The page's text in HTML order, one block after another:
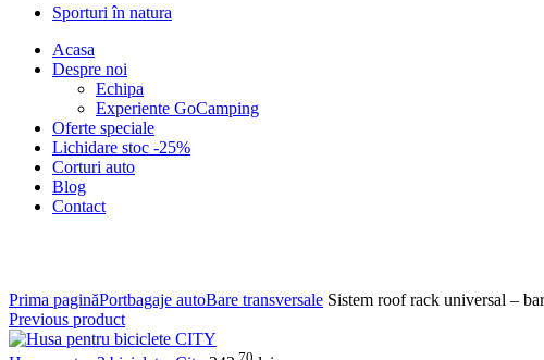
Sporturi în natura
Acasa
Despre noi
Echipa
Experiente GoCamping
Oferte speciale
Lichidare stoc -25%
Corturi auto
Blog
Contact
Prima paginăPortbagaje autoBare transversale Sistem roof rack universal –
Previous product